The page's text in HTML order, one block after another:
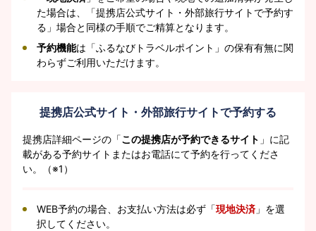
た場合は、「提携店公式サイト・外部旅行サイトで予約す
る」場合と同様の手順でご精算となります。
予約機能は「ふるなびトラベルポイント」の保有有無に関
わらずご利用いただけます。
提携店公式サイト・外部旅行サイトで予約する
提携店詳細ページの「この提携店が予約できるサイト 」に記
載がある予約サイトまたはお電話にて予約を行ってくださ
い。（※1）
WEB予約の場合、お支払い方法は必ず「現地決済 」を選
択してください。